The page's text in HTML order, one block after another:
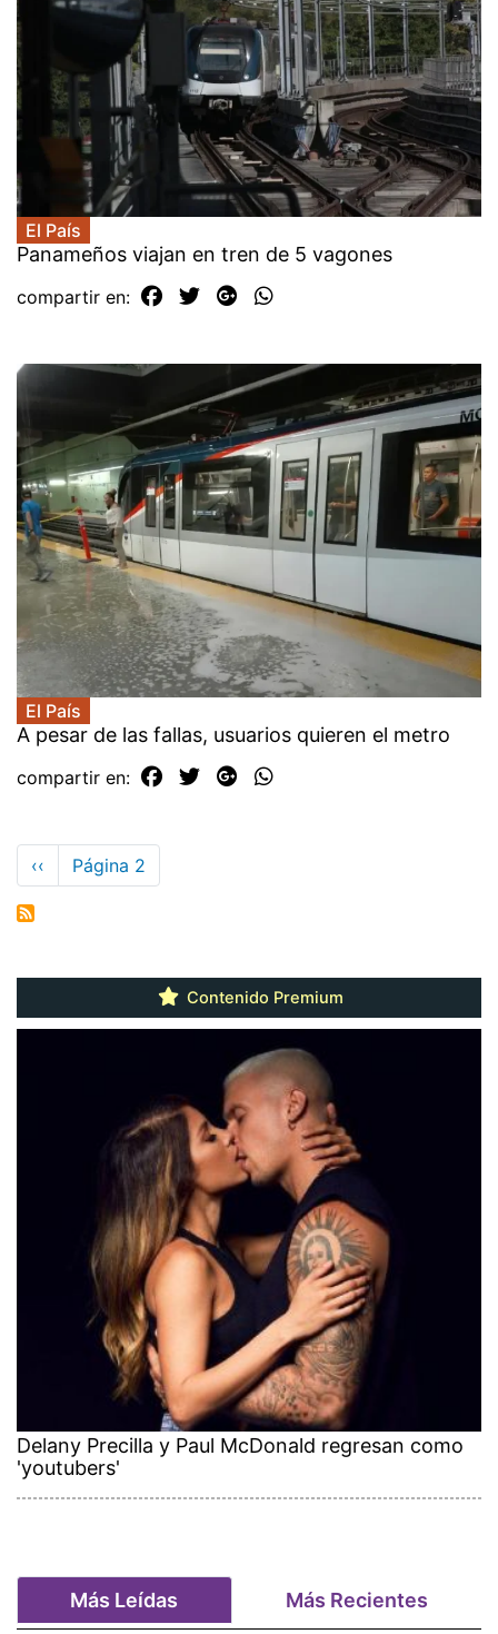
El País
Panameños viajan en tren de 5 vagones
compartir en:
El País
A pesar de las fallas, usuarios quieren el metro
compartir en:
Paginación
Página
anterior
‹‹ Página 2
Contenido Premium
Delany Precilla y Paul McDonald regresan como
'youtubers'
Más Leídas Más Recientes